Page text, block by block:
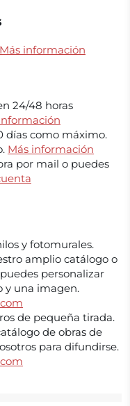
Más información
24/48 horas
días como máximo.
Más información
por mail o puedes
y fotomurales.
amplio catálogo o
personalizar
y una imagen.
de pequeña tirada.
de obras de
para difundirse.